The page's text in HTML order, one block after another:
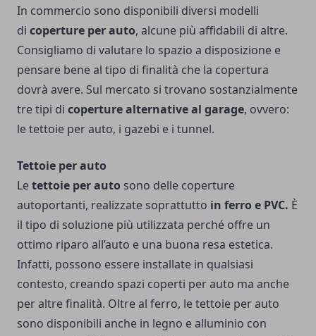
In commercio sono disponibili diversi modelli
di coperture per auto, alcune più affidabili di altre.
Consigliamo di valutare lo spazio a disposizione e
pensare bene al tipo di finalità che la copertura
dovrà avere. Sul mercato si trovano sostanzialmente
tre tipi di coperture alternative al garage, ovvero:
le tettoie per auto, i gazebi e i tunnel.
Tettoie per auto
Letettoie per auto sono delle coperture
autoportanti, realizzate soprattutto in ferro e PVC. È
il tipo di soluzione più utilizzata perché offre un
ottimo riparo all’auto e una buona resa estetica.
Infatti, possono essere installate in qualsiasi
contesto, creando spazi coperti per auto ma anche
per altre finalità. Oltre al ferro, le tettoie per auto
sono disponibili anche in legno e alluminio con